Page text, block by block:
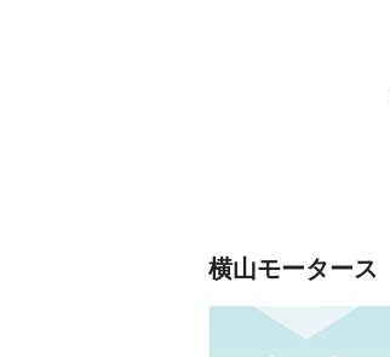
横山モータース